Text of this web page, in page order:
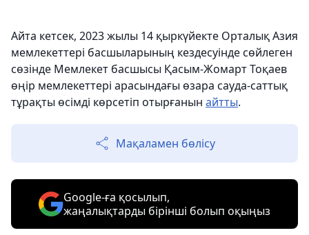
Айта кетсек, 2023 жылы 14 қыркүйекте Орталық Азия
мемлекеттері басшыларының кездесуінде сөйлеген
сөзінде Мемлекет басшысы Қасым-Жомарт Тоқаев
өңір мемлекеттері арасындағы өзара сауда-саттық
тұрақты өсімді көрсетіп отырғанын айтты.
Мақаламен бөлісу
Google-ға қосылып,
жаңалықтарды бірінші болып оқыңыз